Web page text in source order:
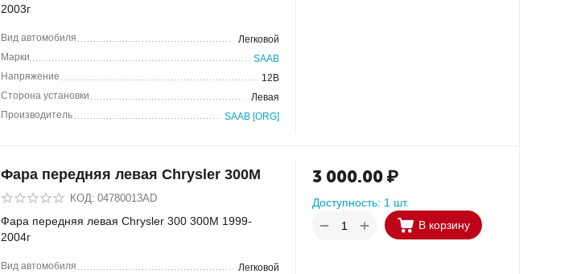
2003г
Вид автомобиля
Легковой
Марки
SAAB
Напряжение
12В
Сторона установки
Левая
Производитель
SAAB [ORG]
Фара передняя левая Chrysler 300M
КОД: 04780013AD
Фара передняя левая Chrysler 300 300М 1999-
2004г
Вид автомобиля
Легковой
3 000.00 ₽
Доступность: 1 шт.
+
− В корзину